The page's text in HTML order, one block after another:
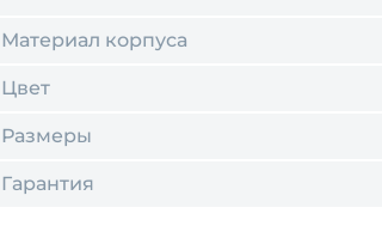
Материал корпуса
Цвет
Размеры
Гарантия